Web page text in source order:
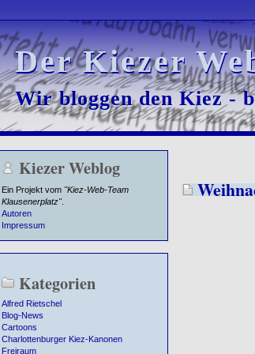
Der Kiezer
Der Kiezer
Wir bloggen den Kiez -
Wir bloggen den Kiez -
Kiezer Weblog
Ein Projekt vom "Kiez-Web-Team
Klausenerplatz".
Autoren
Impressum
Kategorien
Alfred Rietschel
Blog-News
Cartoons
Charlottenburger Kiez-Kanonen
Freiraum